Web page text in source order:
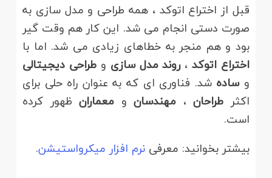
قبل از اختراع اتوکد ، همه طراحی و مدل سازی به
صورت دستی انجام می شد. این کار هم وقت گیر
بود و هم منجر به خطاهای زیادی می شد. اما با
اختراع اتوکد،روند مدل سازی وطراحی دیجیتالی
وساده شد. فناوری ای که به عنوان راه حلی برای
اکثر طراحان، مهندسانو معمارانظهور کرده
است.
بیشتر بخوانید: معرفی نرم افزار میکرواستیشن.